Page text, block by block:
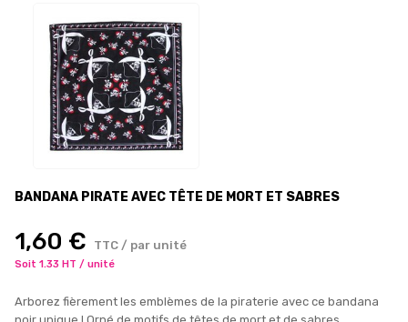
BANDANA PIRATE AVEC TÊTE DE MORT ET SABRES
1,60 € TTC / par unité
Soit 1.33 HT / unité
Arborez fièrement les emblèmes de la piraterie avec ce bandana